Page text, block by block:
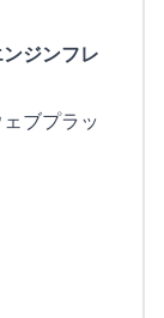
ジンフレ
ブプラッ